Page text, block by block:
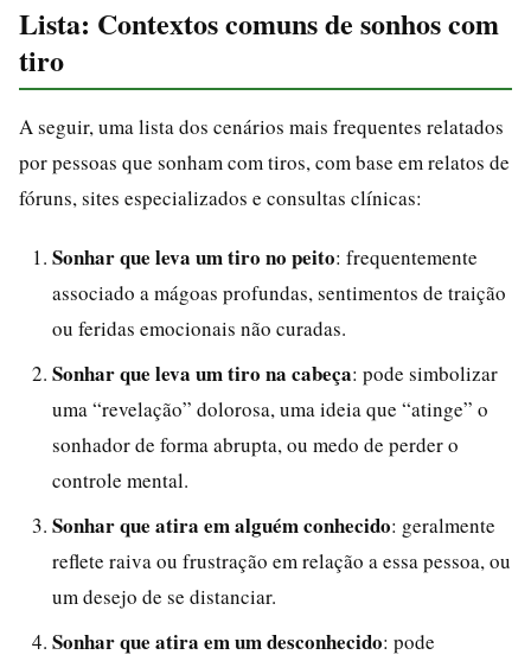
Lista: Contextos comuns de sonhos com
tiro
A seguir, uma lista dos cenários mais frequentes relatados
por pessoas que sonham com tiros, com base em relatos de
fóruns, sites especializados e consultas clínicas:
Sonhar que leva um tiro no peito: frequentemente
associado a mágoas profundas, sentimentos de traição
ou feridas emocionais não curadas.
Sonhar que leva um tiro na cabeça: pode simbolizar
uma “revelação” dolorosa, uma ideia que “atinge” o
sonhador de forma abrupta, ou medo de perder o
controle mental.
Sonhar que atira em alguém conhecido: geralmente
reflete raiva ou frustração em relação a essa pessoa, ou
um desejo de se distanciar.
Sonhar que atira em um desconhecido: pode